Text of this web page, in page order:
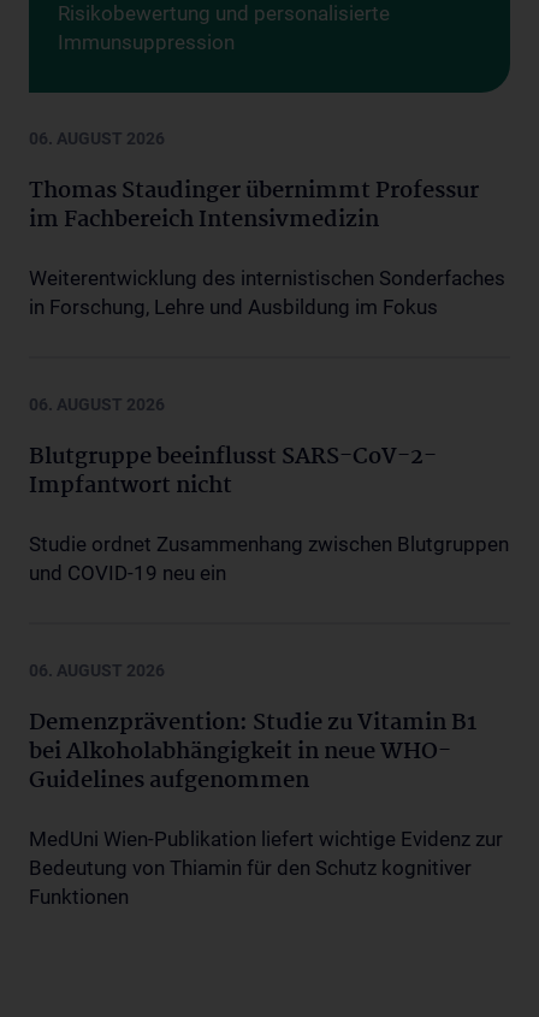
Exzellenz durch Innovation
Risikobewertung und personalisierte
Immunsuppression
06. AUGUST 2026
Thomas Staudinger übernimmt Professur
im Fachbereich Intensivmedizin
Weiterentwicklung des internistischen Sonderfaches
in Forschung, Lehre und Ausbildung im Fokus
06. AUGUST 2026
Blutgruppe beeinflusst SARS-CoV-2-
Impfantwort nicht
Studie ordnet Zusammenhang zwischen Blutgruppen
und COVID-19 neu ein
06. AUGUST 2026
Demenzprävention: Studie zu Vitamin B1
bei Alkoholabhängigkeit in neue WHO-
Guidelines aufgenommen
MedUni Wien-Publikation liefert wichtige Evidenz zur
Bedeutung von Thiamin für den Schutz kognitiver
Funktionen